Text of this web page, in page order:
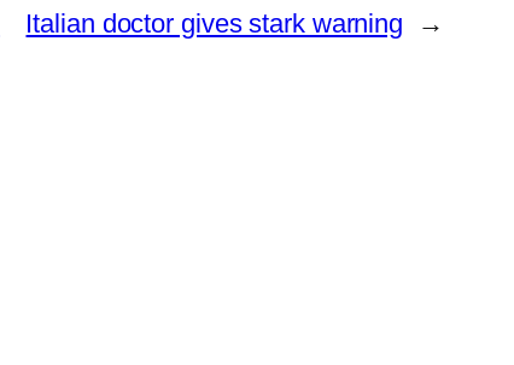
Italian doctor gives stark warning →